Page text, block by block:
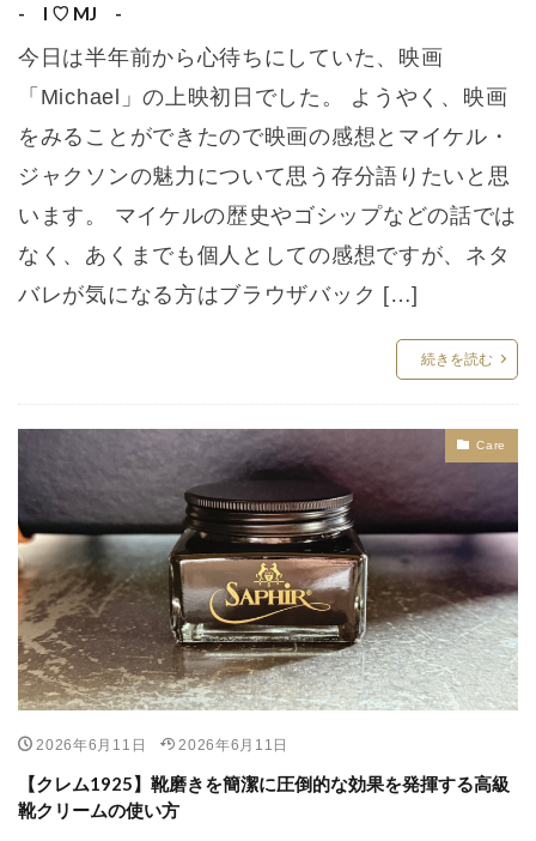
- I ♡ MJ -
今日は半年前から心待ちにしていた、映画
「Michael」の上映初日でした。 ようやく、映画
をみることができたので映画の感想とマイケル・
ジャクソンの魅力について思う存分語りたいと思
います。 マイケルの歴史やゴシップなどの話では
なく、あくまでも個人としての感想ですが、ネタ
バレが気になる方はブラウザバック […]
続きを読む
Care
2026年6月11日 2026年6月11日
【クレム1925】靴磨きを簡潔に圧倒的な効果を発揮する高級
靴クリームの使い方